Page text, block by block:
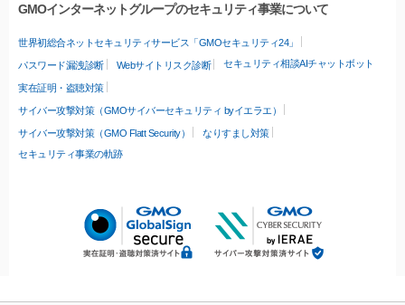
GMOインターネットグループのセキュリティ事業について
世界初総合ネットセキュリティサービス「GMOセキュリティ24」
パスワード漏洩診断 Webサイトリスク診断 セキュリティ相談AIチャットボット
実在証明・盗聴対策
サイバー攻撃対策（GMOサイバーセキュリティ byイエラエ）
サイバー攻撃対策（GMO Flatt Security）
なりすまし対策
セキュリティ事業の軌跡